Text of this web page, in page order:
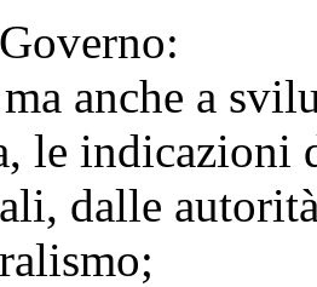
anche a
le indicazioni
dalle